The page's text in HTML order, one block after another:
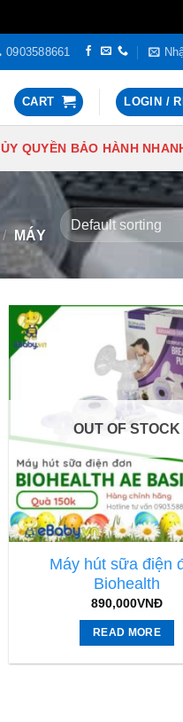
0903588661
CART LOGIN /
ỦY QUYỀN BẢO HÀNH
/
MÁY
OUT OF STOCK
Máy hút sữa điện
Biohealth
890,000VNĐ
READ MORE